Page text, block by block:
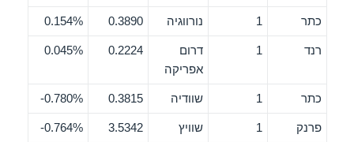
כתר 1 נורווגיה 0.3890
0.154%
רנד 1
דרום
אפריקה
0.2224
0.045%
כתר 1 שוודיה 0.3815
0.780%-
פרנק 1 שוויץ 3.5342
0.764%-